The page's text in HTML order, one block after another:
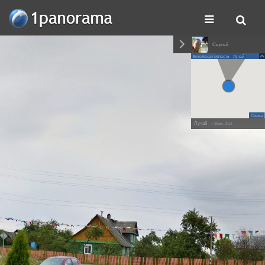
Сергей
Витебская область Лучай
Схема
Лучай • 26 авг. 2014